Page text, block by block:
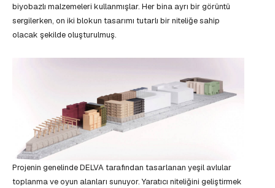
biyobazlı malzemeleri kullanmışlar. Her bina ayrı bir görüntü
sergilerken, on iki blokun tasarımı tutarlı bir niteliğe sahip
olacak şekilde oluşturulmuş.
Projenin genelinde DELVA tarafından tasarlanan yeşil avlular
toplanma ve oyun alanları sunuyor. Yaratıcı niteliğini geliştirmek